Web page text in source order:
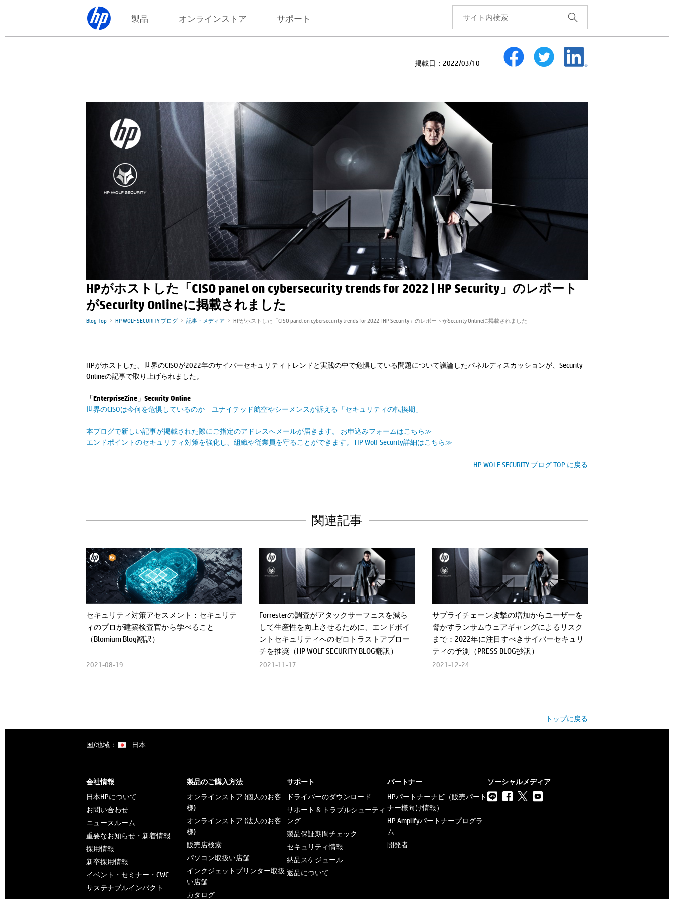
製品 オンラインストア サポート
掲載日：2022/03/10
HPがホストした「CISO panel on cybersecurity trends for 2022 | HP Security」のレポート
がSecurity Onlineに掲載されました
Blog Top HP WOLF SECURITY ブログ 記事・メディア HPがホストした「CISO panel on cybersecurity trends for 2022 | HP Security」のレポートがSecurity Onlineに掲載されました
HPがホストした、世界のCISOが2022年のサイバーセキュリティトレンドと実践の中で危惧している問題について議論したパネルディスカッションが、Security
Onlineの記事で取り上げられました。
「EnterpriseZine」Security Online
世界のCISOは今何を危惧しているのか ユナイテッド航空やシーメンスが訴える「セキュリティの転換期」
本ブログで新しい記事が掲載された際にご指定のアドレスへメールが届きます。 お申込みフォームはこちら≫
エンドポイントのセキュリティ対策を強化し、組織や従業員を守ることができます。 HP Wolf Security詳細はこちら≫
HP WOLF SECURITY ブログ TOP に戻る
関連記事
セキュリティ対策アセスメント：セキュリテ
ィのプロが建築検査官から学べること
（Blomium Blog翻訳）
2021-08-19
Forresterの調査がアタックサーフェスを減ら
して生産性を向上させるために、エンドポイ
ントセキュリティへのゼロトラストアプロー
チを推奨（HP WOLF SECURITY BLOG翻訳）
2021-11-17
サプライチェーン攻撃の増加からユーザーを
脅かすランサムウェアギャングによるリスク
まで：2022年に注目すべきサイバーセキュリ
ティの予測（PRESS BLOG抄訳）
2021-12-24
トップに戻る
国/地域： 日本
会社情報
日本HPについて
お問い合わせ
ニュースルーム
重要なお知らせ・新着情報
採用情報
新卒採用情報
イベント・セミナー・CWC
サステナブルインパクト
製品のご購入方法
オンラインストア (個人のお客
様)
オンラインストア (法人のお客
様)
販売店検索
パソコン取扱い店舗
インクジェットプリンター取扱
い店舗
カタログ
サポート
ドライバーのダウンロード
サポート & トラブルシューティ
ング
製品保証期間チェック
セキュリティ情報
納品スケジュール
返品について
パートナー
HPパートナーナビ（販売パート
ナー様向け情報）
HP Amplifyパートナープログラ
ム
開発者
ソーシャルメディア